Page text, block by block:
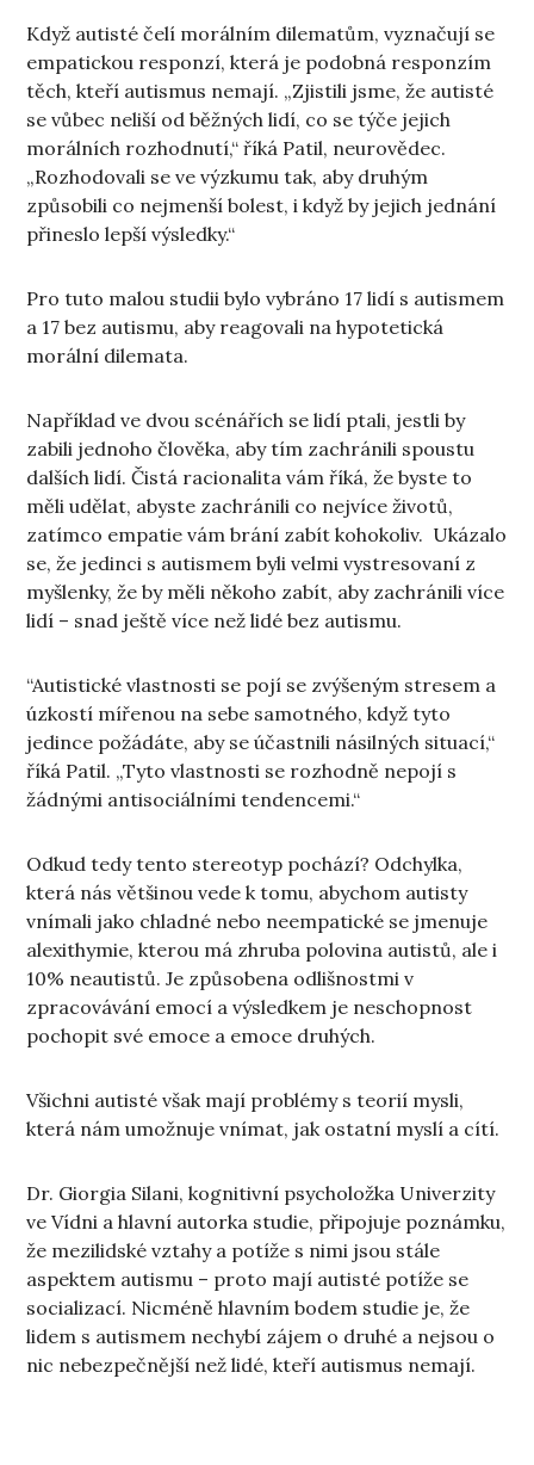
Když autisté čelí morálním dilematům, vyznačují se
empatickou responzí, která je podobná responzím
těch, kteří autismus nemají. „Zjistili jsme, že autisté
se vůbec neliší od běžných lidí, co se týče jejich
morálních rozhodnutí,“ říká Patil, neurovědec.
„Rozhodovali se ve výzkumu tak, aby druhým
způsobili co nejmenší bolest, i když by jejich jednání
přineslo lepší výsledky.“
Pro tuto malou studii bylo vybráno 17 lidí s autismem
a 17 bez autismu, aby reagovali na hypotetická
morální dilemata.
Například ve dvou scénářích se lidí ptali, jestli by
zabili jednoho člověka, aby tím zachránili spoustu
dalších lidí. Čistá racionalita vám říká, že byste to
měli udělat, abyste zachránili co nejvíce životů,
zatímco empatie vám brání zabít kohokoliv. Ukázalo
se, že jedinci s autismem byli velmi vystresovaní z
myšlenky, že by měli někoho zabít, aby zachránili více
lidí – snad ještě více než lidé bez autismu.
“Autistické vlastnosti se pojí se zvýšeným stresem a
úzkostí mířenou na sebe samotného, když tyto
jedince požádáte, aby se účastnili násilných situací,“
říká Patil. „Tyto vlastnosti se rozhodně nepojí s
žádnými antisociálními tendencemi.“
Odkud tedy tento stereotyp pochází? Odchylka,
která nás většinou vede k tomu, abychom autisty
vnímali jako chladné nebo neempatické se jmenuje
alexithymie, kterou má zhruba polovina autistů, ale i
10% neautistů. Je způsobena odlišnostmi v
zpracovávání emocí a výsledkem je neschopnost
pochopit své emoce a emoce druhých.
Všichni autisté však mají problémy s teorií mysli,
která nám umožnuje vnímat, jak ostatní myslí a cítí.
Dr. Giorgia Silani, kognitivní psycholožka Univerzity
ve Vídni a hlavní autorka studie, připojuje poznámku,
že mezilidské vztahy a potíže s nimi jsou stále
aspektem autismu – proto mají autisté potíže se
socializací. Nicméně hlavním bodem studie je, že
lidem s autismem nechybí zájem o druhé a nejsou o
nic nebezpečnější než lidé, kteří autismus nemají.